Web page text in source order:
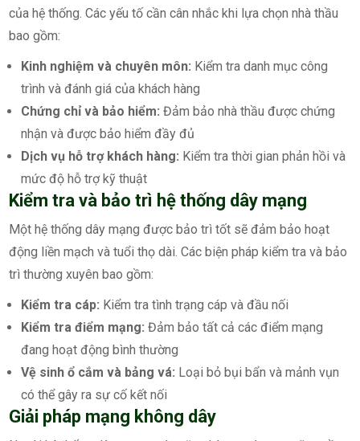
của hệ thống. Các yếu tố cần cân nhắc khi lựa chọn nhà thầu
bao gồm:
Kinh nghiệm và chuyên môn: Kiểm tra danh mục công
trình và đánh giá của khách hàng
Chứng chỉ và bảo hiểm: Đảm bảo nhà thầu được chứng
nhận và được bảo hiểm đầy đủ
Dịch vụ hỗ trợ khách hàng: Kiểm tra thời gian phản hồi và
mức độ hỗ trợ kỹ thuật
Kiểm tra và bảo trì hệ thống dây mạng
Một hệ thống dây mạng được bảo trì tốt sẽ đảm bảo hoạt
động liền mạch và tuổi thọ dài. Các biện pháp kiểm tra và bảo
trì thường xuyên bao gồm:
Kiểm tra cáp: Kiểm tra tình trạng cáp và đầu nối
Kiểm tra điểm mạng: Đảm bảo tất cả các điểm mạng
đang hoạt động bình thường
Vệ sinh ổ cắm và bảng vá: Loại bỏ bụi bẩn và mảnh vụn
có thể gây ra sự cố kết nối
Giải pháp mạng không dây